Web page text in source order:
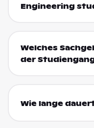
Engineering
Welches
der
Wie lange